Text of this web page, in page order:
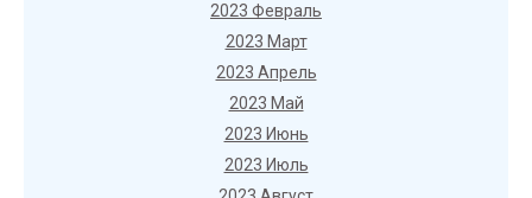
2023 Февраль
2023 Март
2023 Апрель
2023 Май
2023 Июнь
2023 Июль